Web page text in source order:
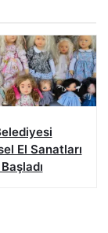
El Sanatları